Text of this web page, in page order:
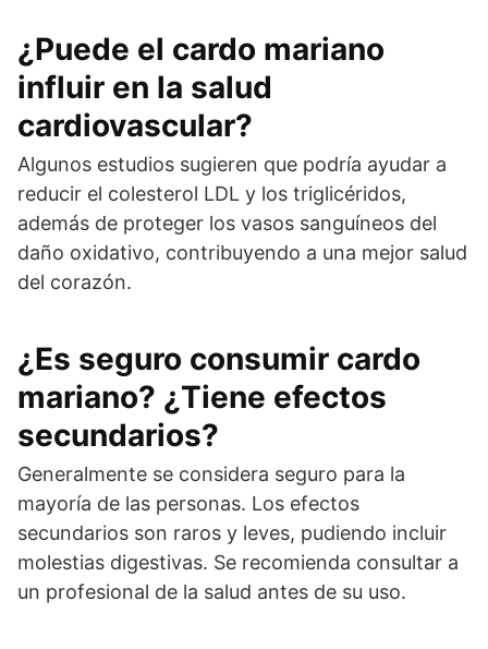
¿Puede el cardo mariano
influir en la salud
cardiovascular?
Algunos estudios sugieren que podría ayudar a
reducir el colesterol LDL y los triglicéridos,
además de proteger los vasos sanguíneos del
daño oxidativo, contribuyendo a una mejor salud
del corazón.
¿Es seguro consumir cardo
mariano? ¿Tiene efectos
secundarios?
Generalmente se considera seguro para la
mayoría de las personas. Los efectos
secundarios son raros y leves, pudiendo incluir
molestias digestivas. Se recomienda consultar a
un profesional de la salud antes de su uso.